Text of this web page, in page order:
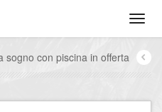
sogno con piscina in offerta